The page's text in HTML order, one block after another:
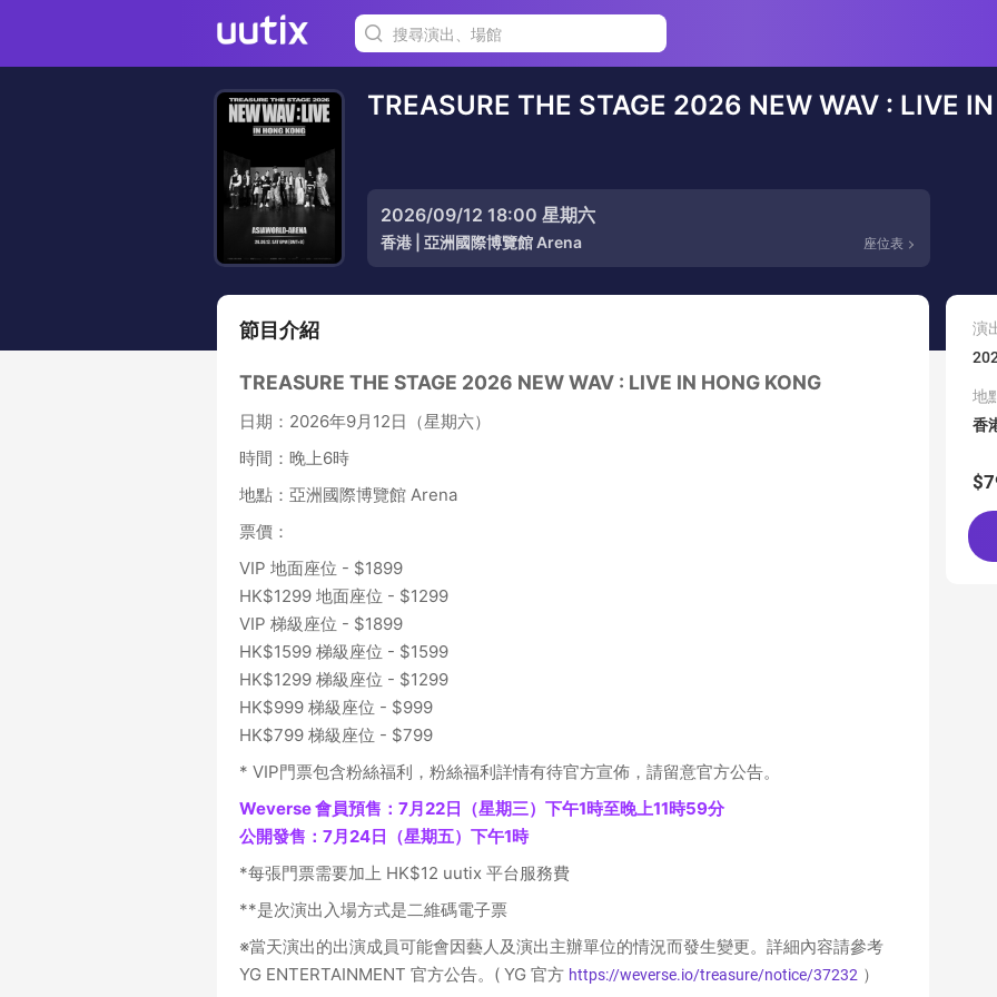
TREASURE THE STAGE 2026 NEW WAV : LIVE
2026/09/12 18:00 星期六
香港 亞洲國際博覽館 Arena 座位表
節目介紹
TREASURE THE STAGE 2026 NEW WAV : LIVE IN HONG KONG
日期：2026年9月12日（星期六）
時間：晚上6時
地點：亞洲國際博覽館 Arena
票價：
VIP 地面座位 - $1899
HK$1299 地面座位 - $1299
VIP 梯級座位 - $1899
HK$1599 梯級座位 - $1599
HK$1299 梯級座位 - $1299
HK$999 梯級座位 - $999
HK$799 梯級座位 - $799
* VIP門票包含粉絲福利，粉絲福利詳情有待官方宣佈，請留意官方公告。
Weverse 會員預售：7月22日（星期三）下午1時至晚上11時59分
公開發售：7月24日（星期五）下午1時
*每張門票需要加上 HK$12 uutix 平台服務費
**是次演出入場方式是二維碼電子票
※當天演出的出演成員可能會因藝人及演出主辦單位的情況而發生變更。詳細內容請參考
YG ENTERTAINMENT 官方公告。( YG 官方 https://weverse.io/treasure/notice/37232 ）
演
地
香